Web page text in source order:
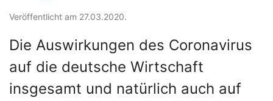
Veröffentlicht am 27.03.2020.
Die Auswirkungen des Coronavirus
auf die deutsche Wirtschaft
insgesamt und natürlich auch auf